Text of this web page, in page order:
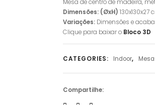
Mesa de centro de madeira,
Dimensões: (ØxH) 130x130x27
Variações: Dimensões e
Clique para baixar o Bloco 3D
CATEGORIES: Indoor,
Compartilhe: